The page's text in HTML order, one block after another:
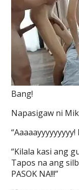
Bang!
Napasigaw ni
“Aaaaayyyyyyyyy!
“Kilala kasi ang
Tapos na ang
PASOK NA!!!”